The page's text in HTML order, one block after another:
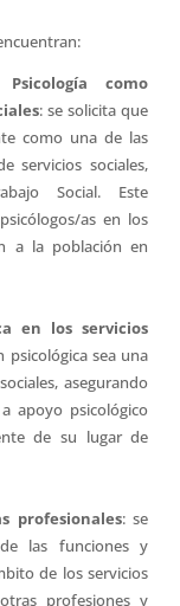
como
: se solicita que
como una de las
servicios sociales,
Social. Este
as en los
a la población en
en los servicios
sea una
asegurando
apoyo psicológico
de su lugar de
profesionales: se
las funciones y
de los servicios
profesiones y